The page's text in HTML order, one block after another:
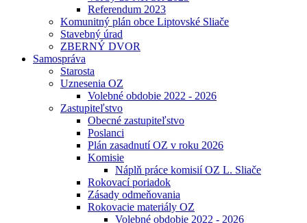
Referendum 2023
Komunitný plán obce Liptovské Sliače
Stavebný úrad
ZBERNÝ DVOR
Samospráva
Starosta
Uznesenia OZ
Volebné obdobie 2022 - 2026
Zastupiteľstvo
Obecné zastupiteľstvo
Poslanci
Plán zasadnutí OZ v roku 2026
Komisie
Náplň práce komisií OZ L. Sliače
Rokovací poriadok
Zásady odmeňovania
Rokovacie materiály OZ
Volebné obdobie 2022 - 2026